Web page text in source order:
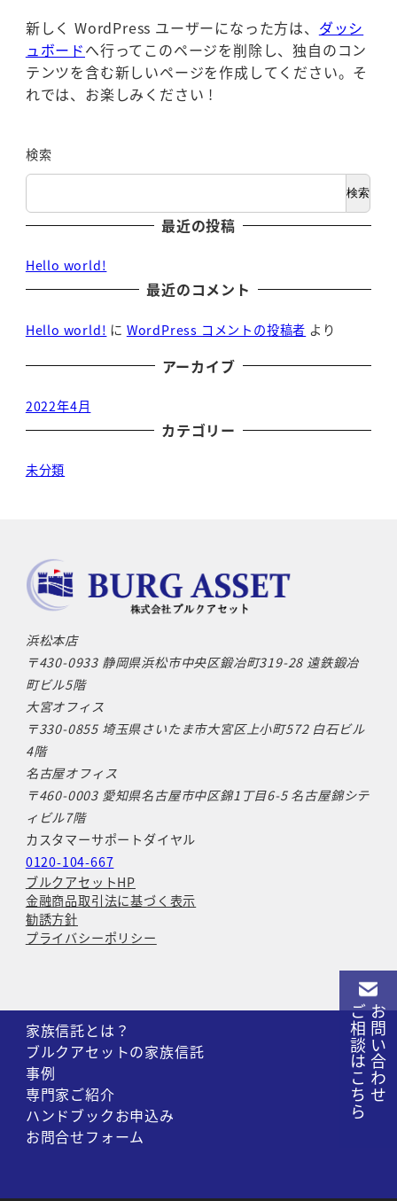
新しく WordPress ユーザーになった方は、 ダッシ
ュボードへ行ってこのページを削除し、独自のコン
テンツを含む新しいページを作成してください。そ
れでは、お楽しみください !
検索
検索
最近の投稿
Hello world!
最近のコメント
Hello world! に WordPress コメントの投稿者 より
アーカイブ
2022年4月
カテゴリー
未分類
浜松本店
〒430-0933 静岡県浜松市中央区鍛冶町319-28 遠鉄鍛冶
町ビル5階
大宮オフィス
〒330-0855 埼玉県さいたま市大宮区上小町572 白石ビル
4階
名古屋オフィス
〒460-0003 愛知県名古屋市中区錦1丁目6-5 名古屋錦シテ
ィビル7階
カスタマーサポートダイヤル
0120-104-667
ブルクアセットHP
金融商品取引法に基づく表示
勧誘方針
プライバシーポリシー
お問い合わせ
ご相談はこちら
家族信託とは？
ブルクアセットの家族信託
事例
専門家ご紹介
ハンドブックお申込み
お問合せフォーム